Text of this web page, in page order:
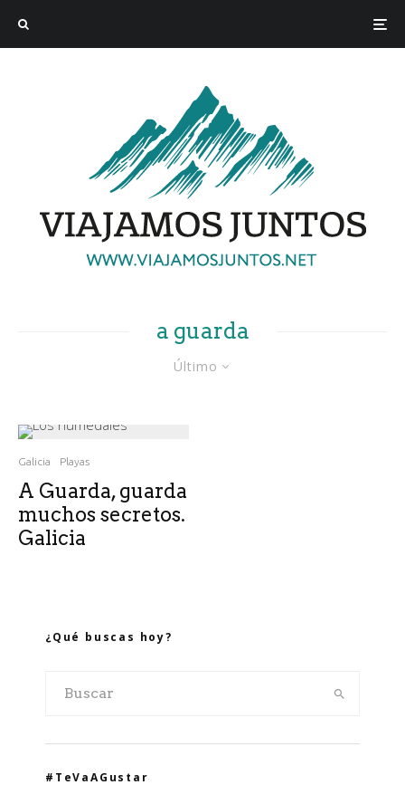
a guarda
Último
Galicia Playas
A Guarda, guarda
muchos secretos.
Galicia
¿Qué buscas hoy?
#TeVaAGustar